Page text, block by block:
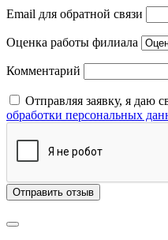
Email для обратной связи
Оценка работы филиала
Комментарий
Отправляя заявку, я даю
обработки персональных
Отправить отзыв